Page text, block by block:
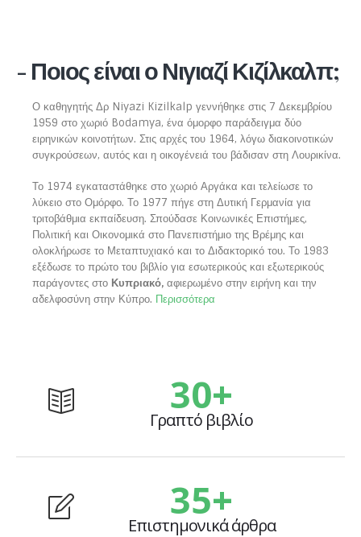
- Ποιος είναι ο Νιγιαζί Κιζίλκαλπ;
Ο καθηγητής Δρ Niyazi Kizilkalp γεννήθηκε στις 7 Δεκεμβρίου
1959 στο χωριό Bodamya, ένα όμορφο παράδειγμα δύο
ειρηνικών κοινοτήτων. Στις αρχές του 1964, λόγω διακοινοτικών
συγκρούσεων, αυτός και η οικογένειά του βάδισαν στη Λουρικίνα.
Το 1974 εγκαταστάθηκε στο χωριό Αργάκα και τελείωσε το
λύκειο στο Ομόρφο. Το 1977 πήγε στη Δυτική Γερμανία για
τριτοβάθμια εκπαίδευση. Σπούδασε Κοινωνικές Επιστήμες,
Πολιτική και Οικονομικά στο Πανεπιστήμιο της Βρέμης και
ολοκλήρωσε το Μεταπτυχιακό και το Διδακτορικό του. Το 1983
εξέδωσε το πρώτο του βιβλίο για εσωτερικούς και εξωτερικούς
παράγοντες στο Κυπριακό, αφιερωμένο στην ειρήνη και την
αδελφοσύνη στην Κύπρο. Περισσότερα
30+
Γραπτό βιβλίο
35+
Επιστημονικά άρθρα